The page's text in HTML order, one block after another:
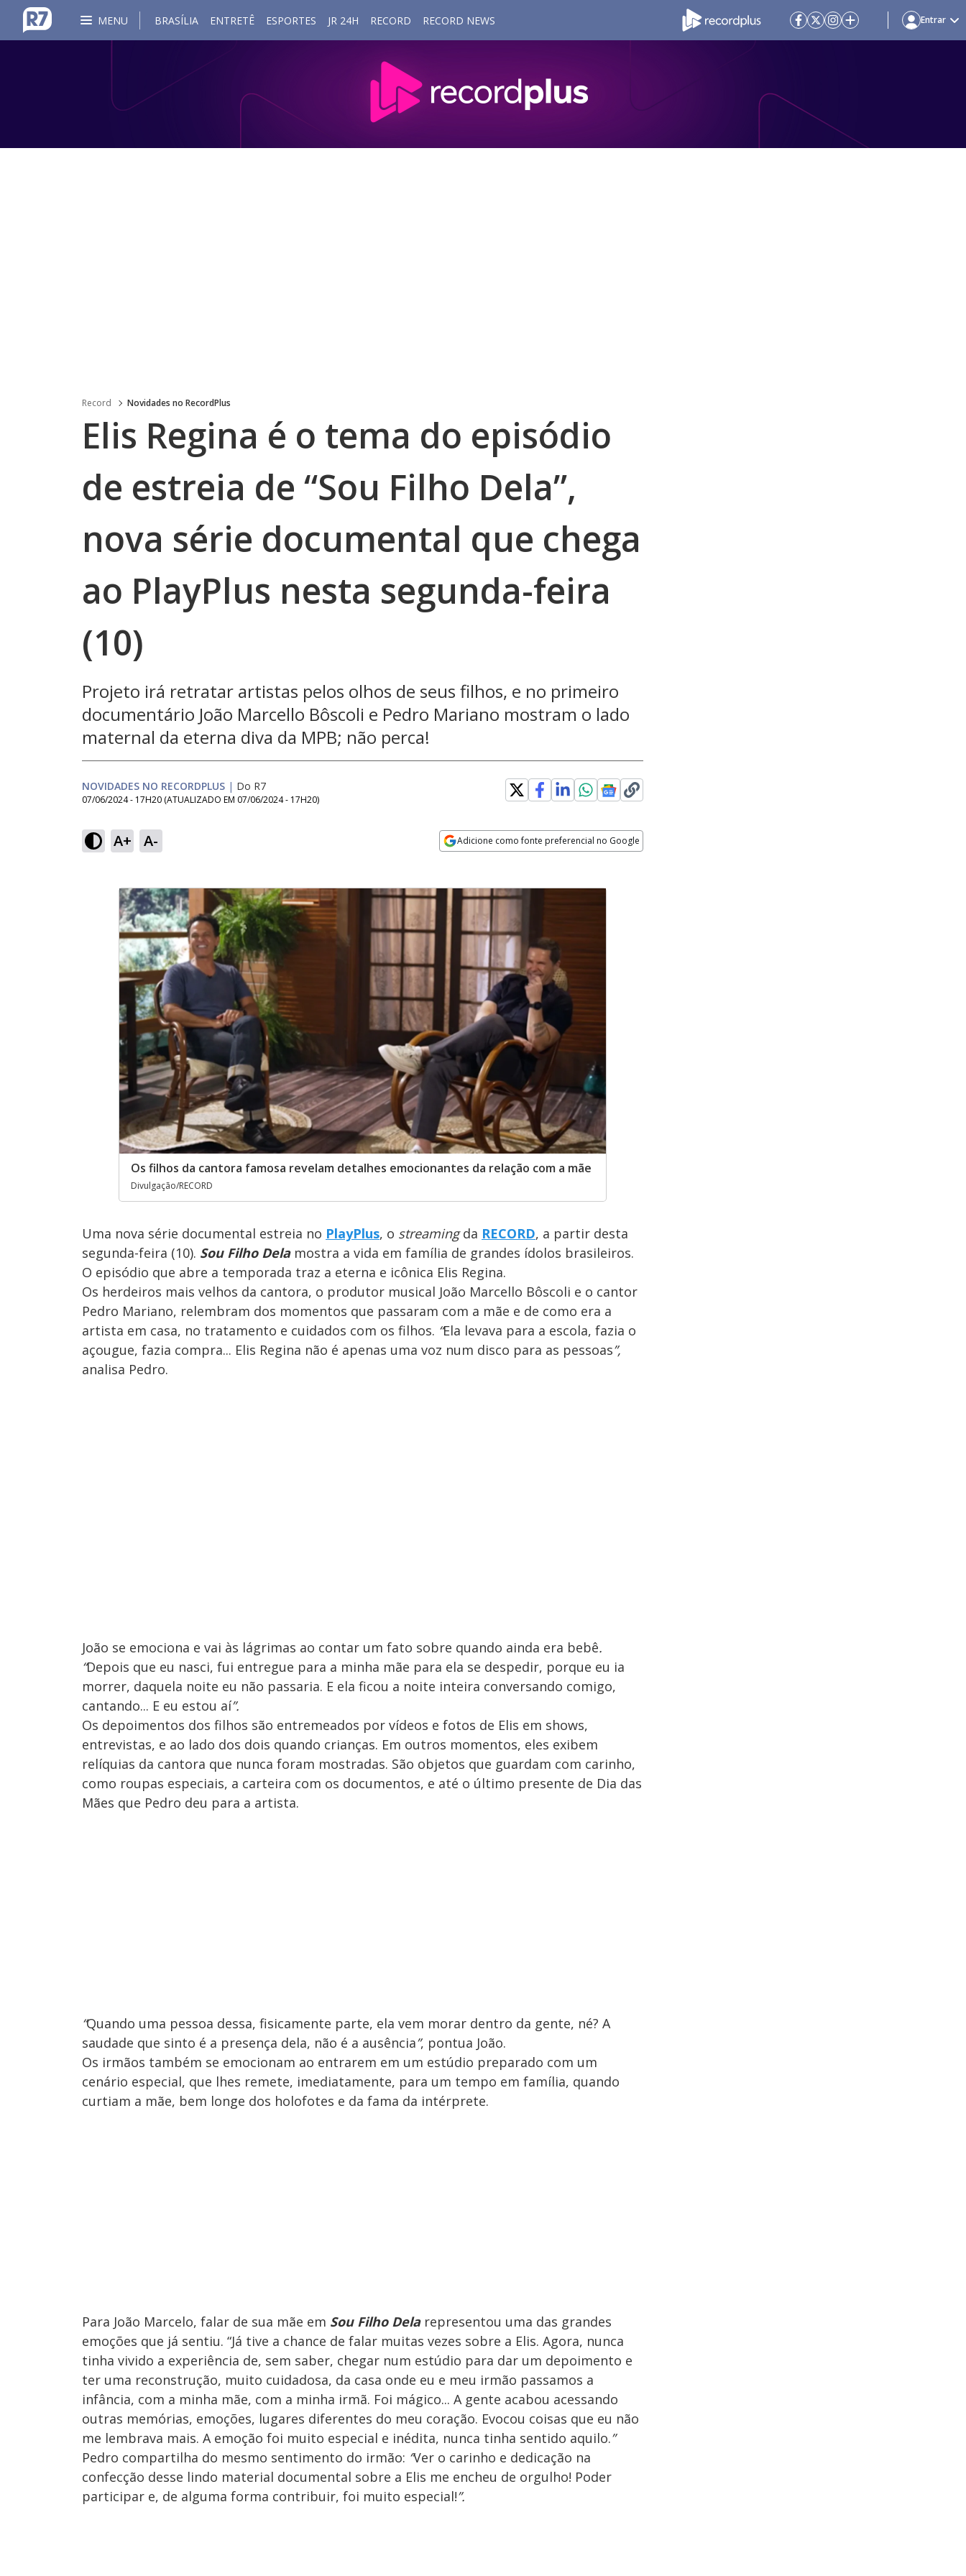
MENU BRASÍLIA ENTRETÊ ESPORTES JR 24H RECORD RECORD NEWS Entrar
Record Novidades no RecordPlus
Elis Regina é o tema do episódio
de estreia de “Sou Filho Dela”,
nova série documental que chega
ao PlayPlus nesta segunda-feira
(10)
Projeto irá retratar artistas pelos olhos de seus filhos, e no primeiro
documentário João Marcello Bôscoli e Pedro Mariano mostram o lado
maternal da eterna diva da MPB; não perca!
NOVIDADES NO RECORDPLUS | Do R7
07/06/2024 - 17H20 (ATUALIZADO EM 07/06/2024 - 17H20)
A+ A- Adicione como fonte preferencial no Google
Os filhos da cantora famosa revelam detalhes emocionantes da relação com a mãe
Divulgação/RECORD
Uma nova série documental estreia no PlayPlus, o streamingda RECORD, a partir desta
segunda-feira (10). Sou Filho Delamostra a vida em família de grandes ídolos brasileiros.
O episódio que abre a temporada traz a eterna e icônica Elis Regina.
Os herdeiros mais velhos da cantora, o produtor musical João Marcello Bôscoli e o cantor
Pedro Mariano, relembram dos momentos que passaram com a mãe e de como era a
artista em casa, no tratamento e cuidados com os filhos. “Ela levava para a escola, fazia o
açougue, fazia compra... Elis Regina não é apenas uma voz num disco para as pessoas”,
analisa Pedro.
João se emociona e vai às lágrimas ao contar um fato sobre quando ainda era bebê.
“Depois que eu nasci, fui entregue para a minha mãe para ela se despedir, porque eu ia
morrer, daquela noite eu não passaria. E ela ficou a noite inteira conversando comigo,
cantando... E eu estou aí”.
Os depoimentos dos filhos são entremeados por vídeos e fotos de Elis em shows,
entrevistas, e ao lado dos dois quando crianças. Em outros momentos, eles exibem
relíquias da cantora que nunca foram mostradas. São objetos que guardam com carinho,
como roupas especiais, a carteira com os documentos, e até o último presente de Dia das
Mães que Pedro deu para a artista.
“Quando uma pessoa dessa, fisicamente parte, ela vem morar dentro da gente, né? A
saudade que sinto é a presença dela, não é a ausência”, pontua João.
Os irmãos também se emocionam ao entrarem em um estúdio preparado com um
cenário especial, que lhes remete, imediatamente, para um tempo em família, quando
curtiam a mãe, bem longe dos holofotes e da fama da intérprete.
Para João Marcelo, falar de sua mãe em Sou Filho Delarepresentou uma das grandes
emoções que já sentiu. “Já tive a chance de falar muitas vezes sobre a Elis. Agora, nunca
tinha vivido a experiência de, sem saber, chegar num estúdio para dar um depoimento e
ter uma reconstrução, muito cuidadosa, da casa onde eu e meu irmão passamos a
infância, com a minha mãe, com a minha irmã. Foi mágico... A gente acabou acessando
outras memórias, emoções, lugares diferentes do meu coração. Evocou coisas que eu não
me lembrava mais. A emoção foi muito especial e inédita, nunca tinha sentido aquilo.”
Pedro compartilha do mesmo sentimento do irmão: “Ver o carinho e dedicação na
confecção desse lindo material documental sobre a Elis me encheu de orgulho! Poder
participar e, de alguma forma contribuir, foi muito especial!”.